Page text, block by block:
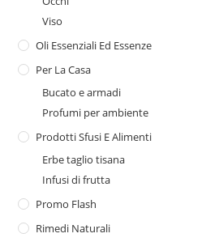
Viso
Oli Essenziali Ed Essenze
Per La Casa
Bucato e armadi
Profumi per ambiente
Prodotti Sfusi E Alimenti
Erbe taglio tisana
Infusi di frutta
Promo Flash
Rimedi Naturali